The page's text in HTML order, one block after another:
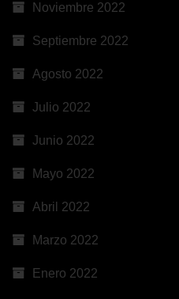
Noviembre 2022
Septiembre 2022
Agosto 2022
Julio 2022
Junio 2022
Mayo 2022
Abril 2022
Marzo 2022
Enero 2022